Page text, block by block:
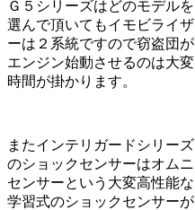
Ｇ５シリーズはどのモデルを
選んで頂いてもイモビライザ
ーは２系統ですので窃盗団が
エンジン始動させるのは大変
時間が掛かります。
またインテリガードシリーズ
のショックセンサーはオムニ
センサーという大変高性能な
学習式のショックセンサーが